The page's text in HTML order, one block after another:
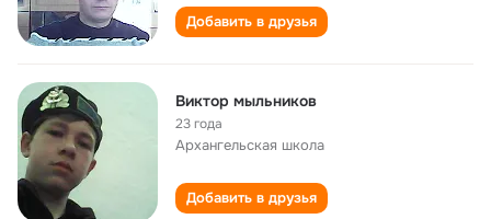
Добавить в друзья
Виктор мыльников
23 года
Архангельская школа
Добавить в друзья